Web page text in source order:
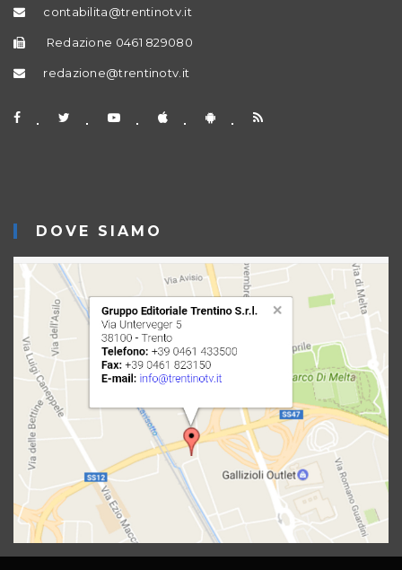
contabilita@trentinotv.it
Redazione 0461 829080
redazione@trentinotv.it
DOVE SIAMO